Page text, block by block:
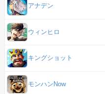
アナデン
ウィンヒロ
キングショット
モンハンNow